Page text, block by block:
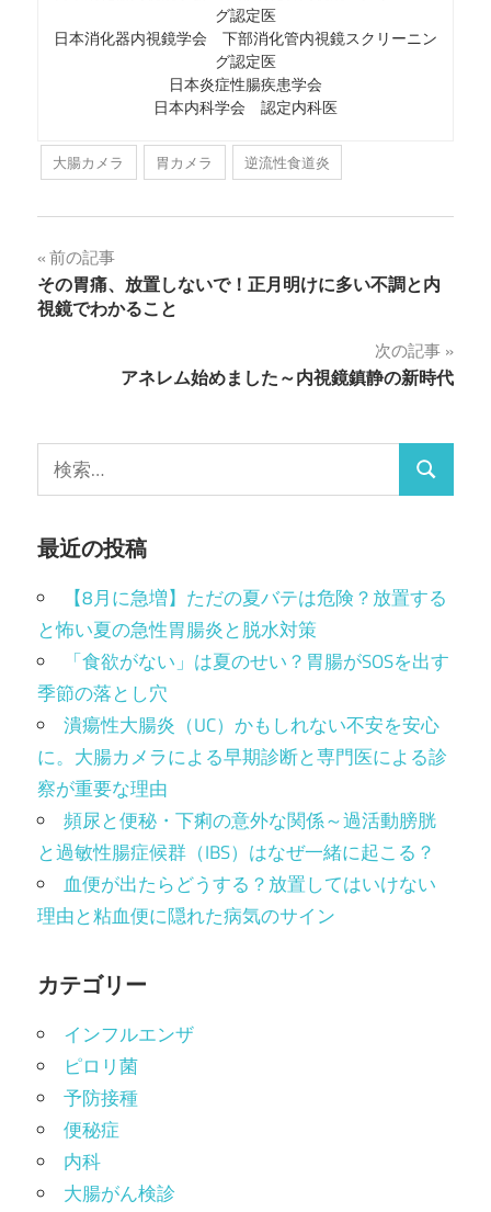
グ認定医
日本消化器内視鏡学会 下部消化管内視鏡スクリーニン
グ認定医
日本炎症性腸疾患学会
日本内科学会 認定内科医
大腸カメラ 胃カメラ 逆流性食道炎
投
稿
ゲ
ー
ョ
ン
前の記事
その胃痛、放置しないで！正月明けに多い不調と内
視鏡でわかること
次の記事
アネレム始めました～内視鏡鎮静の新時代
索:
検
最近の投稿
【8月に急増】ただの夏バテは危険？放置する
と怖い夏の急性胃腸炎と脱水対策
「食欲がない」は夏のせい？胃腸がSOSを出す
季節の落とし穴
潰瘍性大腸炎（UC）かもしれない不安を安心
に。大腸カメラによる早期診断と専門医による診
察が重要な理由
頻尿と便秘・下痢の意外な関係～過活動膀胱
と過敏性腸症候群（IBS）はなぜ一緒に起こる？
血便が出たらどうする？放置してはいけない
理由と粘血便に隠れた病気のサイン
カテゴリー
インフルエンザ
ピロリ菌
予防接種
便秘症
内科
大腸がん検診